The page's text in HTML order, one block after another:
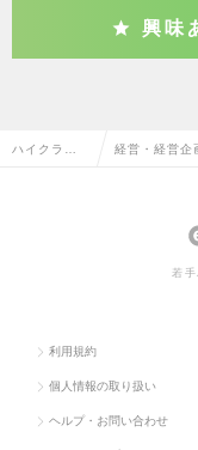
興味
ハイクラス 経営・経営企
若
利用規約
個人情報の取り扱い
ヘルプ・お問い合わせ